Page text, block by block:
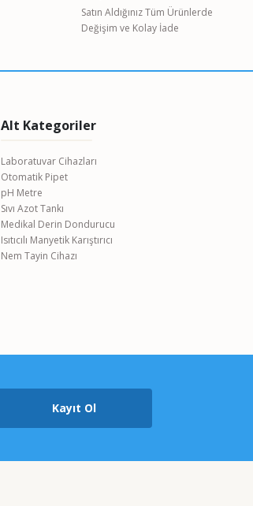
Satın Aldığınız Tüm Ürünlerde
Değişim ve Kolay İade
Alt Kategoriler
Laboratuvar Cihazları
Otomatik Pipet
pH Metre
Sıvı Azot Tankı
Medikal Derin Dondurucu
Isıtıcılı Manyetik Karıştırıcı
Nem Tayin Cihazı
Kayıt Ol